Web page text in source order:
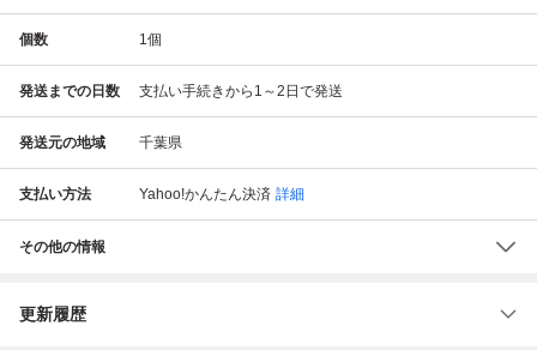
個数 1個
発送までの日数 支払い手続きから1～2日で発送
発送元の地域 千葉県
支払い方法 Yahoo!かんたん決済 詳細
その他の情報
更新履歴